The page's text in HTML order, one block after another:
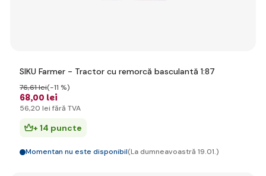
SIKU Farmer - Tractor cu remorcă basculantă 1:87
68,00 lei
76,61 lei(-11 %)
56,20 lei fără TVA
+ 14 puncte
Momentan nu este disponibil(La dumneavoastră 19.01.)